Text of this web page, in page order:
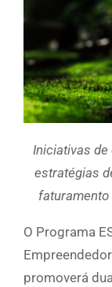
Iniciativas de
estratégias
faturamento
O Programa
promoverá